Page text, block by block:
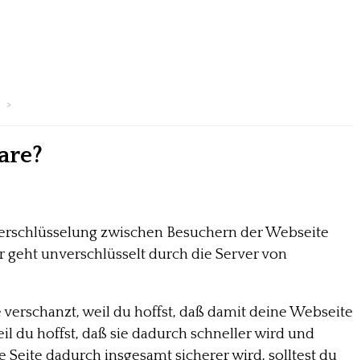
zwischen Besuchern der Webseite
unverschlüsselt durch die Server von
weil du hoffst, daß damit deine Webseite
du hoffst, daß sie dadurch schneller wird und
dadurch insgesamt sicherer wird, solltest du